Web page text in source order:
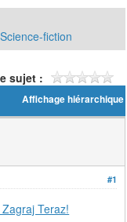
Science-fiction
sujet :
Affichage hiérarchique
#1
Teraz!